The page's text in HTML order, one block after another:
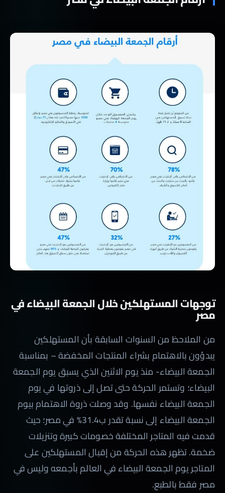
توجهات المستهلكين خلال الجمعة البيضاء في
مصر
من الملاحظ من السنوات السابقة بأن المستهلكين
يبدؤون بالاهتمام بشراء المنتجات المخفضة – بمناسبة
الجمعة البيضاء- منذ يوم الاثنين الذي يسبق يوم الجمعة
البيضاء؛ وتستمر الحركة حتى تصل إلى ذروتها في يوم
الجمعة البيضاء نفسها. وقد وصلت ذروة الاهتمام بيوم
الجمعة البيضاء إلى نسبة تقدر ب31.4% في مصر؛ حيث
قدمت فيه المتاجر المختلفة خصومات كبيرة وتنزيلات
ضخمة. تظهر هذه الحركة من إقبال المستهلكين على
المتاجر يوم الجمعة البيضاء في العالم بأجمعه وليس في
مصر فقط بالطبع.